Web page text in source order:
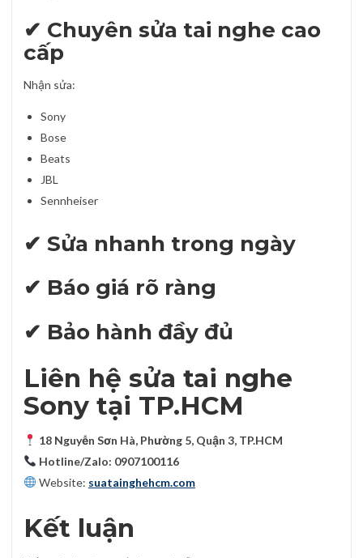
✔ Chuyên sửa tai nghe cao
cấp
Nhận sửa:
Sony
Bose
Beats
JBL
Sennheiser
✔ Sửa nhanh trong ngày
✔ Báo giá rõ ràng
✔ Bảo hành đầy đủ
Liên hệ sửa tai nghe
Sony tại TP.HCM
18 Nguyễn Sơn Hà, Phường 5, Quận 3, TP.HCM
Hotline/Zalo: 0907100116
Website: suatainghehcm.com
Kết luận